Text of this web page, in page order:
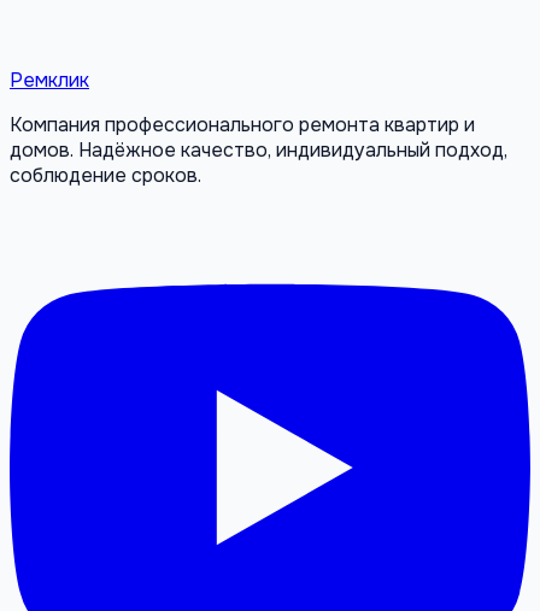
Ремклик
Компания профессионального ремонта квартир и
домов. Надёжное качество, индивидуальный подход,
соблюдение сроков.